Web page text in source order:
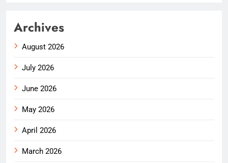
Archives
August 2026
July 2026
June 2026
May 2026
April 2026
March 2026